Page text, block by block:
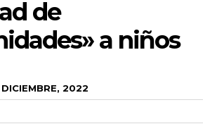
de
a niños
2022